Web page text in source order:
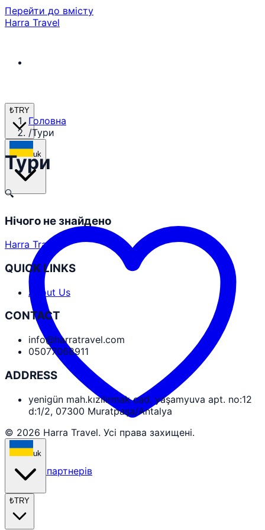
Перейти до вмісту
Harra Travel
₺TRY
uk
Вхід для партнерів
Головна
/Тури
Тури
🔍
Нічого не знайдено
Harra Travel
QUICK LINKS
About Us
CONTACT
info@harratravel.com
05077068911
ADDRESS
yenigün mah.kızılırmak cad. yaşamyuva apt. no:12
d:1/2, 07300 Muratpaşa/Antalya
© 2026 Harra Travel. Усі права захищені.
uk
₺TRY